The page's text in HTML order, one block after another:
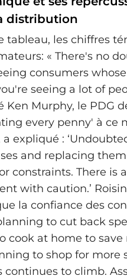
distribution
tableau, les chiffres
« There's no
consumers
seeing a lot of
Ken Murphy, le PDG
every penny' à ce
expliqué :
and replacing
constraints. There is
with caution.’
la confiance des
to cut back
cook at home to
to shop for more
continues to climb.